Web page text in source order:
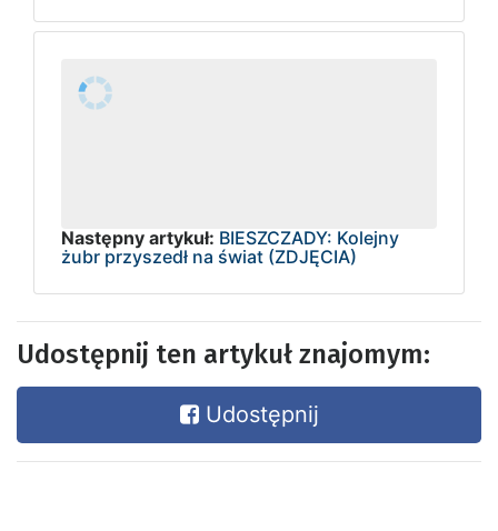
Następny artykuł: BIESZCZADY: Kolejny
żubr przyszedł na świat (ZDJĘCIA)
Udostępnij ten artykuł znajomym:
Udostępnij